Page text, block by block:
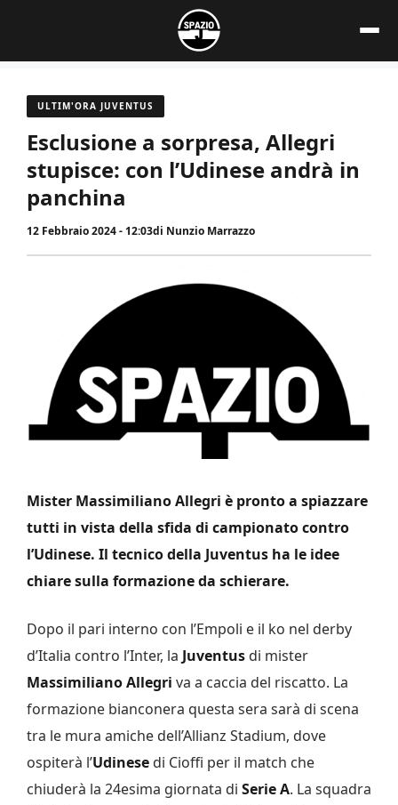
contenuto
ULTIM'ORA JUVENTUS
Esclusione a sorpresa, Allegri
stupisce: con l’Udinese andrà in
panchina
12 Febbraio 2024 - 12:03di Nunzio Marrazzo
Mister Massimiliano Allegri è pronto a spiazzare
tutti in vista della sfida di campionato contro
l’Udinese. Il tecnico della Juventus ha le idee
chiare sulla formazione da schierare.
Dopo il pari interno con l’Empoli e il ko nel derby
d’Italia contro l’Inter, la Juventus di mister
Massimiliano Allegri va a caccia del riscatto. La
formazione bianconera questa sera sarà di scena
tra le mura amiche dell’Allianz Stadium, dove
ospiterà l’Udinese di Cioffi per il match che
chiuderà la 24esima giornata di Serie A. La squadra